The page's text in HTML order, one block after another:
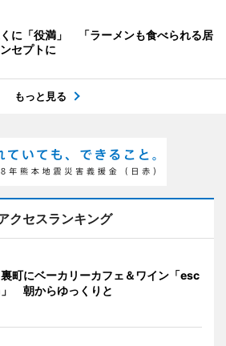
に「役満」 「ラーメンも食べられる居
セプトに
もっと見る
クセスランキング
町にベーカリーカフェ＆ワイン「esc
朝からゆっくりと